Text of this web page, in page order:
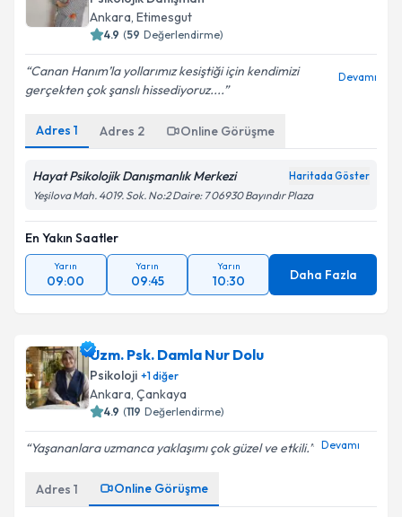
Ankara, Etimesgut
4.9 (59 Değerlendirme)
Canan Hanım’la yollarımız kesiştiği için kendimizi
gerçekten çok şanslı hissediyoruz....
Devamı
Adres 1 Adres 2 Online Görüşme
Hayat Psikolojik Danışmanlık Merkezi Haritada Göster
Yeşilova Mah. 4019. Sok. No:2 Daire: 7 06930 Bayındır Plaza
En Yakın Saatler
Yarın
09:00
Yarın
09:45
Yarın
10:30 Daha Fazla
Uzm. Psk. Damla Nur Dolu
Psikoloji +1diğer
Ankara, Çankaya
4.9 (119 Değerlendirme)
Yaşananlara uzmanca yaklaşımı çok güzel ve etkili. Devamı
Adres 1 Online Görüşme